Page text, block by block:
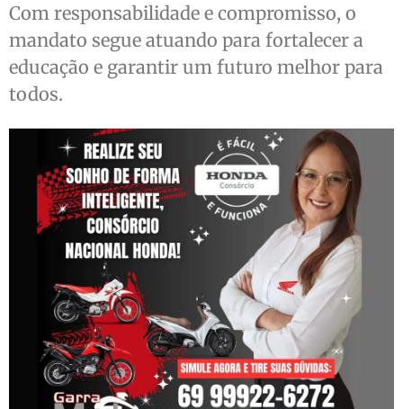
Com responsabilidade e compromisso, o
mandato segue atuando para fortalecer a
educação e garantir um futuro melhor para
todos.